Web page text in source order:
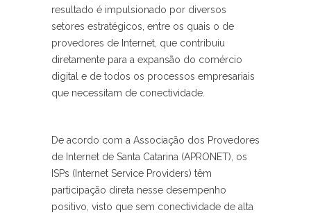
resultado é impulsionado por diversos
setores estratégicos, entre os quais o de
provedores de Internet, que contribuiu
diretamente para a expansão do comércio
digital e de todos os processos empresariais
que necessitam de conectividade.
De acordo com a Associação dos Provedores
de Internet de Santa Catarina (APRONET), os
ISPs (Internet Service Providers) têm
participação direta nesse desempenho
positivo, visto que sem conectividade de alta